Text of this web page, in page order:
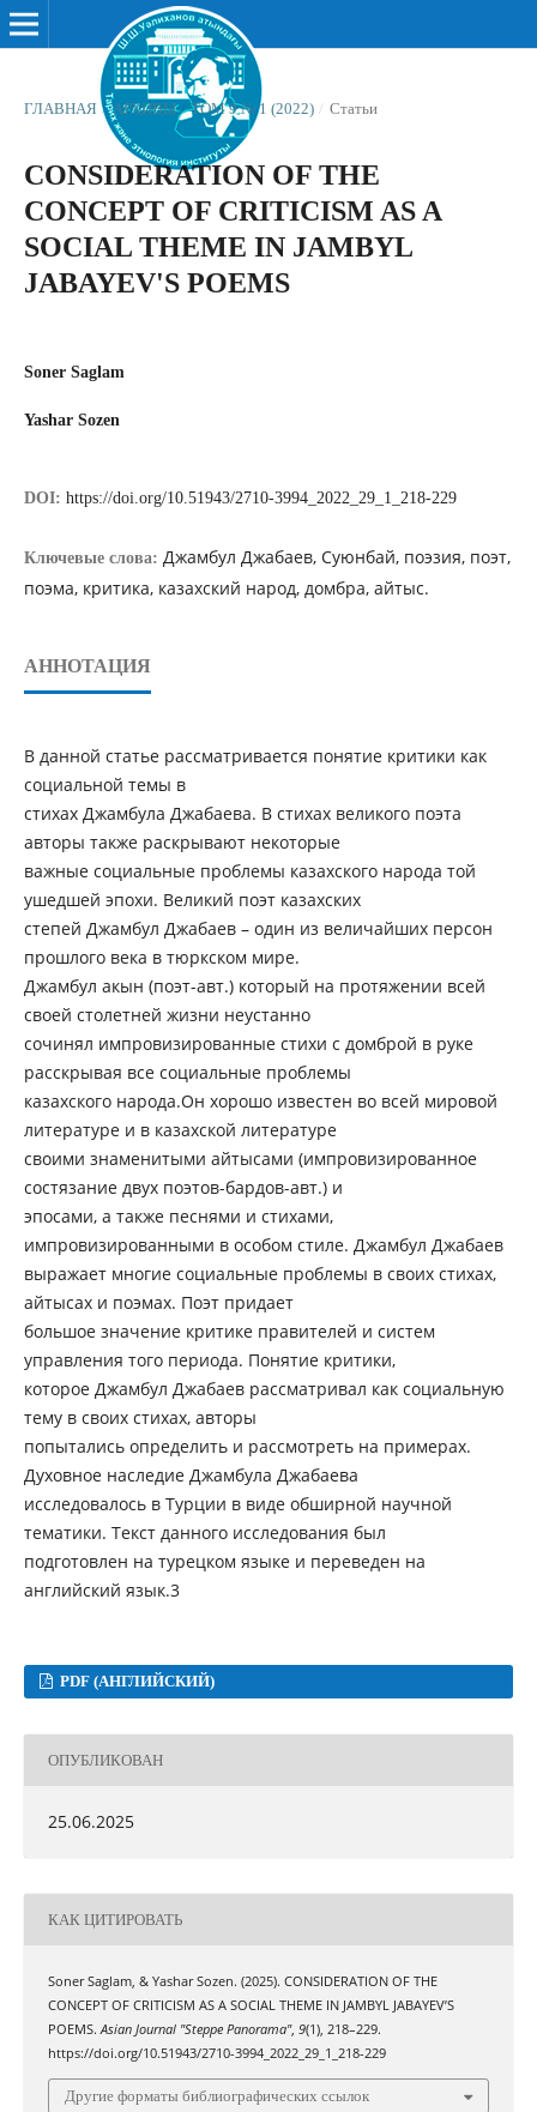
ГЛАВНАЯ / АРХИВЫ / ТОМ 9 № 1 (2022) / Статьи
CONSIDERATION OF THE
CONCEPT OF CRITICISM AS A
SOCIAL THEME IN JAMBYL
JABAYEV'S POEMS
Soner Saglam
Yashar Sozen
DOI: https://doi.org/10.51943/2710-3994_2022_29_1_218-229
Ключевые слова: Джамбул Джабаев, Суюнбай, поэзия, поэт,
поэма, критика, казахский народ, домбра, айтыс.
АННОТАЦИЯ
В данной статье рассматривается понятие критики как
социальной темы в
стихах Джамбула Джабаева. В стихах великого поэта
авторы также раскрывают некоторые
важные социальные проблемы казахского народа той
ушедшей эпохи. Великий поэт казахских
степей Джамбул Джабаев – один из величайших персон
прошлого века в тюркском мире.
Джамбул акын (поэт-авт.) который на протяжении всей
своей столетней жизни неустанно
сочинял импровизированные стихи с домброй в руке
расскрывая все социальные проблемы
казахского народа.Он хорошо известен во всей мировой
литературе и в казахской литературе
своими знаменитыми айтысами (импровизированное
состязание двух поэтов-бардов-авт.) и
эпосами, а также песнями и стихами,
импровизированными в особом стиле. Джамбул Джабаев
выражает многие социальные проблемы в своих стихах,
айтысах и поэмах. Поэт придает
большое значение критике правителей и систем
управления того периода. Понятие критики,
которое Джамбул Джабаев рассматривал как социальную
тему в своих стихах, авторы
попытались определить и рассмотреть на примерах.
Духовное наследие Джамбула Джабаева
исследовалось в Турции в виде обширной научной
тематики. Текст данного исследования был
подготовлен на турецком языке и переведен на
английский язык.3
PDF (АНГЛИЙСКИЙ)
ОПУБЛИКОВАН
25.06.2025
КАК ЦИТИРОВАТЬ
Soner Saglam, & Yashar Sozen. (2025). CONSIDERATION OF THE
CONCEPT OF CRITICISM AS A SOCIAL THEME IN JAMBYL JABAYEV’S
POEMS.Asian Journal "Steppe Panorama", 9(1), 218–229.
https://doi.org/10.51943/2710-3994_2022_29_1_218-229
Другие форматы библиографических ссылок